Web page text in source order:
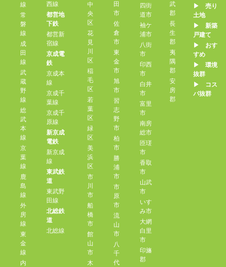
線
常
磐
線
成
田
線
武
蔵
野
線
総
武
本
線
京
葉
線
鹿
島
線
外
房
線
東
金
線
内
西線
都営地
下鉄
都営新
宿線
京成電
鉄
京成本
線
京成千
葉線
京成千
原線
新京成
電鉄
新京成
線
東武鉄
道
東武野
田線
北総鉄
道
北総線
中
央
区
花
見
川
区
稲
毛
区
若
葉
区
緑
区
美
浜
区
市
川
市
船
橋
市
館
山
市
木
田
市
佐
倉
市
東
金
市
旭
市
習
志
野
市
柏
市
勝
浦
市
市
原
市
流
山
市
八
千
代
四街
道市
袖ケ
浦市
八街
市
印西
市
白井
市
富里
市
南房
総市
匝瑳
市
香取
市
山武
市
いす
み市
大網
白里
市
印旛
郡
武
郡
長
生
郡
夷
隅
郡
安
房
郡
▶︎ 売り
土地
▶︎ 新築
戸建て
▶︎ おす
すめ
▶︎ 環境
抜群
▶︎ コス
パ抜群